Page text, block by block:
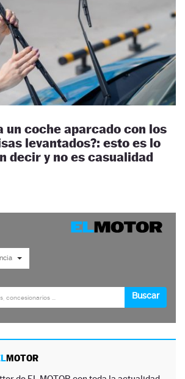
un coche aparcado con los
levantados?: esto es lo
decir y no es casualidad
MOTOR